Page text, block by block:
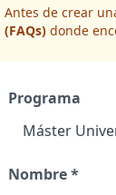
Antes de crear
(FAQs) donde
Programa
Nombre *